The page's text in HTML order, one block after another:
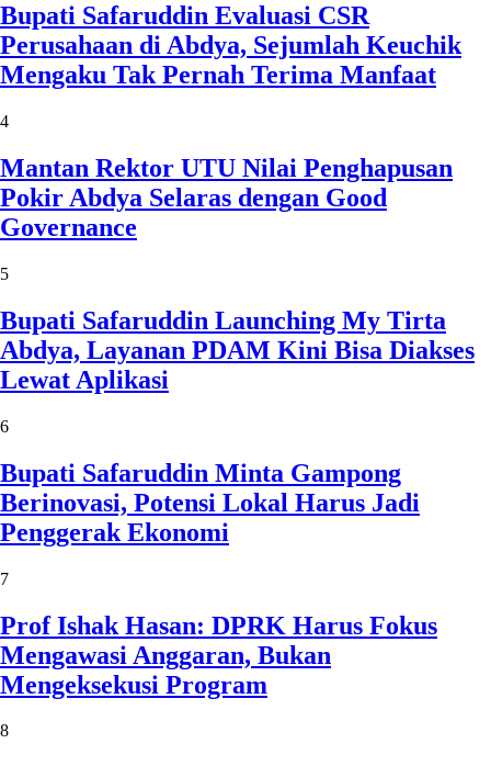
Bupati Safaruddin Evaluasi CSR
Perusahaan di Abdya, Sejumlah Keuchik
Mengaku Tak Pernah Terima Manfaat
4
Mantan Rektor UTU Nilai Penghapusan
Pokir Abdya Selaras dengan Good
Governance
5
Bupati Safaruddin Launching My Tirta
Abdya, Layanan PDAM Kini Bisa Diakses
Lewat Aplikasi
6
Bupati Safaruddin Minta Gampong
Berinovasi, Potensi Lokal Harus Jadi
Penggerak Ekonomi
7
Prof Ishak Hasan: DPRK Harus Fokus
Mengawasi Anggaran, Bukan
Mengeksekusi Program
8